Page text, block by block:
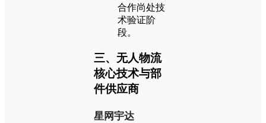
合作尚处技
术验证阶
段。
三、无人物流
核心技术与部
件供应商
‌星网宇达